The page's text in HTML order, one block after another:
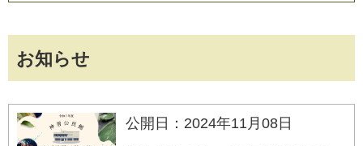
お知らせ
公開日：2024年11月08日